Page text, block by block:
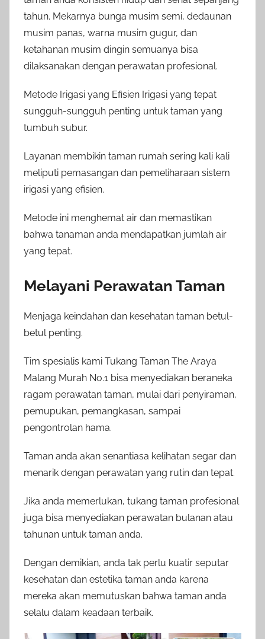
tahun. Mekarnya bunga musim semi, dedaunan
musim panas, warna musim gugur, dan
ketahanan musim dingin semuanya bisa
dilaksanakan dengan perawatan profesional.
Metode Irigasi yang Efisien Irigasi yang tepat
sungguh-sungguh penting untuk taman yang
tumbuh subur.
Layanan membikin taman rumah sering kali kali
meliputi pemasangan dan pemeliharaan sistem
irigasi yang efisien.
Metode ini menghemat air dan memastikan
bahwa tanaman anda mendapatkan jumlah air
yang tepat.
Melayani Perawatan Taman
Menjaga keindahan dan kesehatan taman betul-
betul penting.
Tim spesialis kami Tukang Taman The Araya
Malang Murah No.1 bisa menyediakan beraneka
ragam perawatan taman, mulai dari penyiraman,
pemupukan, pemangkasan, sampai
pengontrolan hama.
Taman anda akan senantiasa kelihatan segar dan
menarik dengan perawatan yang rutin dan tepat.
Jika anda memerlukan, tukang taman profesional
juga bisa menyediakan perawatan bulanan atau
tahunan untuk taman anda.
Dengan demikian, anda tak perlu kuatir seputar
kesehatan dan estetika taman anda karena
mereka akan memutuskan bahwa taman anda
selalu dalam keadaan terbaik.